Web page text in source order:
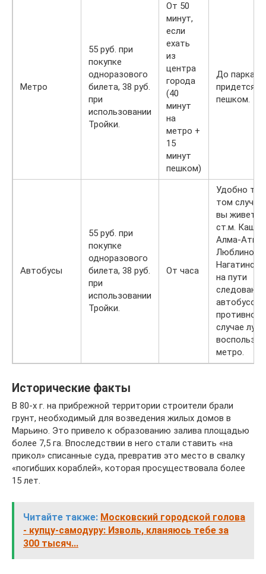
Метро
55 руб. при
покупке
одноразового
билета, 38 руб.
при
использовании
Тройки.
От 50
минут,
если
ехать
из
центра
города
(40
минут
на
метро +
15
минут
пешком)
До парка
придется
пешком.
Автобусы
55 руб. при
покупке
одноразового
билета, 38 руб.
при
использовании
Тройки.
От часа
Удобно
том
вы живете
ст.м.
Алма-
Люблино,
на пути
следования
автобусов.
противном
случае
метро.
Исторические факты
В 80-х г. на прибрежной территории строители брали
грунт, необходимый для возведения жилых домов в
Марьино. Это привело к образованию залива площадью
более 7,5 га. Впоследствии в него стали ставить «на
прикол» списанные суда, превратив это место в свалку
«погибших кораблей», которая просуществовала более
15 лет.
Читайте также: Московский городской голова
- купцу-самодуру: Изволь, кланяюсь тебе за
300 тысяч...